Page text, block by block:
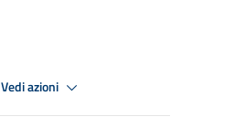
Vedi azioni